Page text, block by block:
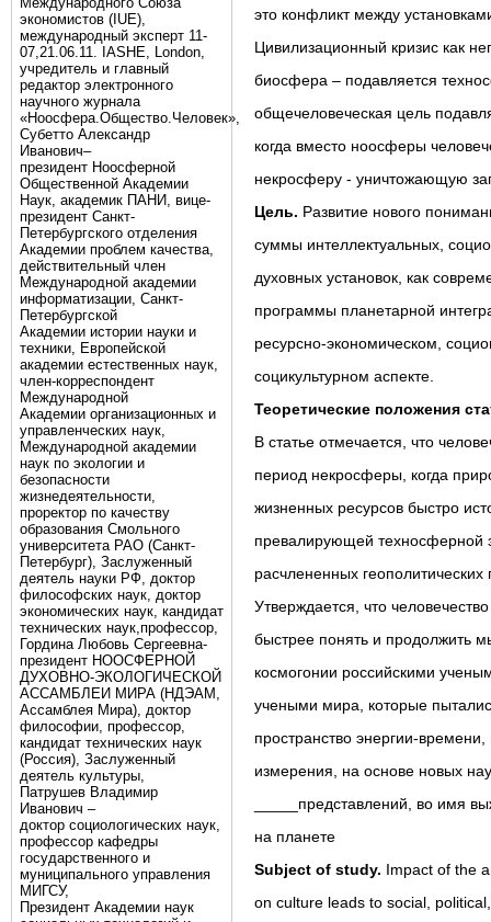
экономистов (IUE),
международный эксперт 11-
07,21.06.11. IASHE, London,
учредитель и главный
редактор электронного
научного журнала
«Ноосфера.Общество.Человек»,
Субетто Александр
Иванович–
президент Ноосферной
Общественной Академии
Наук, академик ПАНИ, вице-
президент Санкт-
Петербургского отделения
Академии проблем качества,
действительный член
Международной академии
информатизации, Санкт-
Петербургской
Академии истории науки и
техники, Европейской
академии естественных наук,
член-корреспондент
Международной
Академии организационных и
управленческих наук,
Международной академии
наук по экологии и
безопасности
жизнедеятельности,
проректор по качеству
образования Смольного
университета РАО (Санкт-
Петербург), Заслуженный
деятель науки РФ, доктор
философских наук, доктор
экономических наук, кандидат
технических наук,профессор,
Гордина Любовь Сергеевна-
президент НООСФЕРНОЙ
ДУХОВНО-ЭКОЛОГИЧЕСКОЙ
АССАМБЛЕИ МИРА (НДЭАМ,
Ассамблея Мира), доктор
философии, профессор,
кандидат технических наук
(Россия), Заслуженный
деятель культуры,
Патрушев Владимир
Иванович –
доктор социологических наук,
профессор кафедры
государственного и
муниципального управления
МИГСУ,
Президент Академии наук
это конфликт между
Цивилизационный кризис как
биосфера – подавляется
общечеловеческая цель
когда вместо ноосферы
некросферу - уничтожающую
Цель. Развитие нового
суммы интеллектуальных,
духовных установок, как
программы планетарной
ресурсно-экономическом,
социкультурном аспекте.
Теоретические положения
В статье отмечается, что
период некросферы, когда
жизненных ресурсов быстро
превалирующей техносферной
расчлененных
Утверждается, что
быстрее понять и продолжить
космогонии российскими
учеными мира, которые
пространство энергии-
измерения, на основе новых
_____представлений, во имя
на планете
Subject of study. Impact of the
on culture leads to social,